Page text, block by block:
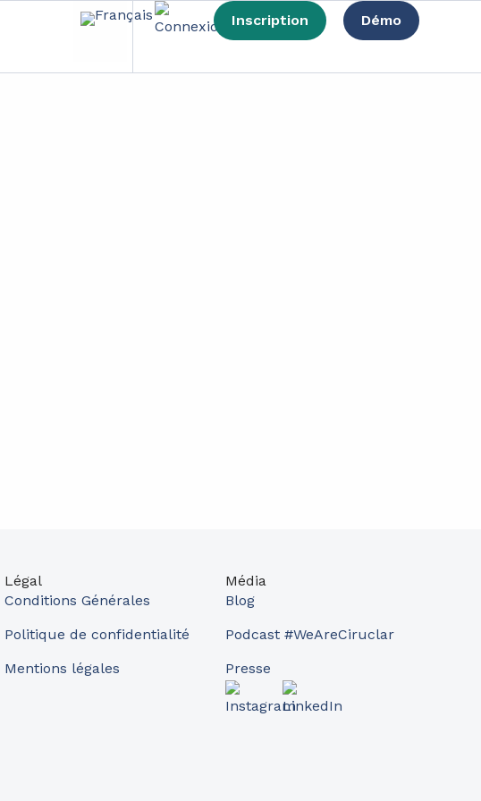
Inscription Démo
Légal
Conditions Générales
Politique de confidentialité
Mentions légales
Média
Blog
Podcast #WeAreCiruclar
Presse